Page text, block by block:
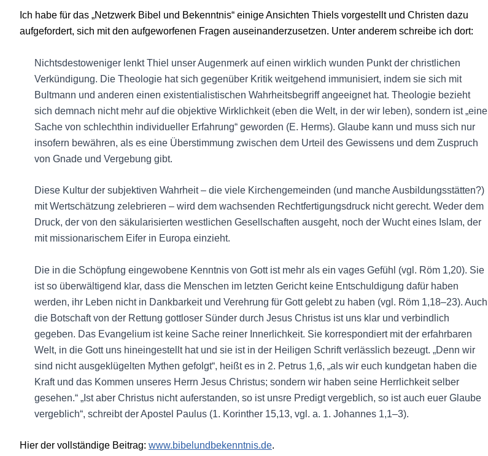
Ich habe für das „Netzwerk Bibel und Bekenntnis“ einige Ansichten Thiels vorgestellt und Christen dazu
aufgefordert, sich mit den aufgeworfenen Fragen auseinanderzusetzen. Unter anderem schreibe ich dort:
Nichtsdestoweniger lenkt Thiel unser Augenmerk auf einen wirklich wunden Punkt der christlichen
Verkündigung. Die Theologie hat sich gegenüber Kritik weitgehend immunisiert, indem sie sich mit
Bultmann und anderen einen existentialistischen Wahrheitsbegriff angeeignet hat. Theologie bezieht
sich demnach nicht mehr auf die objektive Wirklichkeit (eben die Welt, in der wir leben), sondern ist „eine
Sache von schlechthin individueller Erfahrung“ geworden (E. Herms). Glaube kann und muss sich nur
insofern bewähren, als es eine Überstimmung zwischen dem Urteil des Gewissens und dem Zuspruch
von Gnade und Vergebung gibt.
Diese Kultur der subjektiven Wahrheit – die viele Kirchengemeinden (und manche Ausbildungsstätten?)
mit Wertschätzung zelebrieren – wird dem wachsenden Rechtfertigungsdruck nicht gerecht. Weder dem
Druck, der von den säkularisierten westlichen Gesellschaften ausgeht, noch der Wucht eines Islam, der
mit missionarischem Eifer in Europa einzieht.
Die in die Schöpfung eingewobene Kenntnis von Gott ist mehr als ein vages Gefühl (vgl. Röm 1,20). Sie
ist so überwältigend klar, dass die Menschen im letzten Gericht keine Entschuldigung dafür haben
werden, ihr Leben nicht in Dankbarkeit und Verehrung für Gott gelebt zu haben (vgl. Röm 1,18–23). Auch
die Botschaft von der Rettung gottloser Sünder durch Jesus Christus ist uns klar und verbindlich
gegeben. Das Evangelium ist keine Sache reiner Innerlichkeit. Sie korrespondiert mit der erfahrbaren
Welt, in die Gott uns hineingestellt hat und sie ist in der Heiligen Schrift verlässlich bezeugt. „Denn wir
sind nicht ausgeklügelten Mythen gefolgt“, heißt es in 2. Petrus 1,6, „als wir euch kundgetan haben die
Kraft und das Kommen unseres Herrn Jesus Christus; sondern wir haben seine Herrlichkeit selber
gesehen.“ „Ist aber Christus nicht auferstanden, so ist unsre Predigt vergeblich, so ist auch euer Glaube
vergeblich“, schreibt der Apostel Paulus (1. Korinther 15,13, vgl. a. 1. Johannes 1,1–3).
Hier der vollständige Beitrag: www.bibelundbekenntnis.de.